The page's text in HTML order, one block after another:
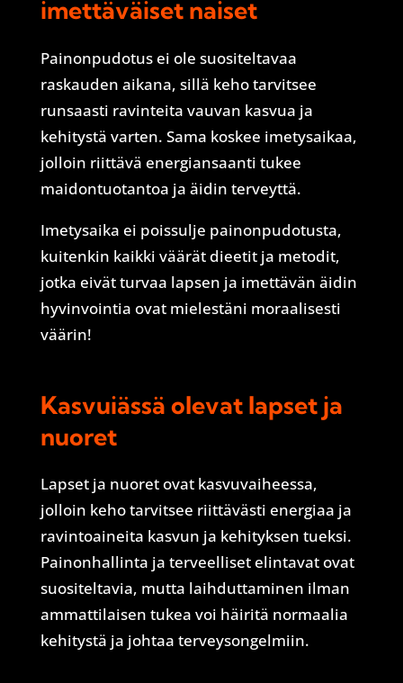
imettäväiset naiset
Painonpudotus ei ole suositeltavaa
raskauden aikana, sillä keho tarvitsee
runsaasti ravinteita vauvan kasvua ja
kehitystä varten. Sama koskee imetysaikaa,
jolloin riittävä energiansaanti tukee
maidontuotantoa ja äidin terveyttä.
Imetysaika ei poissulje painonpudotusta,
kuitenkin kaikki väärät dieetit ja metodit,
jotka eivät turvaa lapsen ja imettävän äidin
hyvinvointia ovat mielestäni moraalisesti
väärin!
Kasvuiässä olevat lapset ja
nuoret
Lapset ja nuoret ovat kasvuvaiheessa,
jolloin keho tarvitsee riittävästi energiaa ja
ravintoaineita kasvun ja kehityksen tueksi.
Painonhallinta ja terveelliset elintavat ovat
suositeltavia, mutta laihduttaminen ilman
ammattilaisen tukea voi häiritä normaalia
kehitystä ja johtaa terveysongelmiin.